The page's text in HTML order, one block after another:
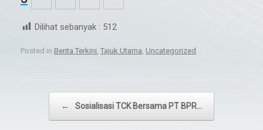
Dilihat sebanyak : 512
Posted in Berita Terkini, Tajuk Utama, Uncategorized .
← Sosialisasi TCK Bersama PT BPR…